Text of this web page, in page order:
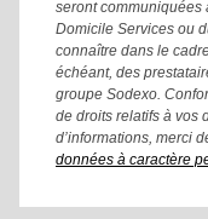
seront communiquées
Domicile Services ou
connaître dans le
échéant, des
groupe Sodexo.
de droits relatifs à vos
d’informations, merci
données à caractère